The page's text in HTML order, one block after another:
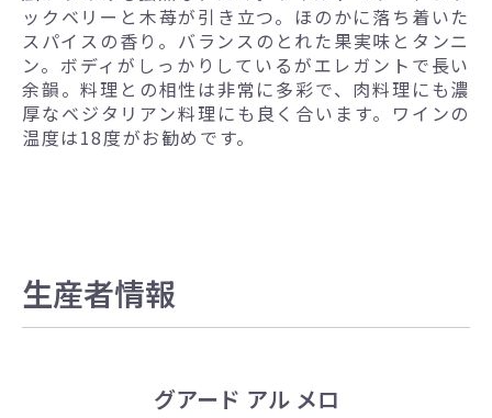
ックベリーと木苺が引き立つ。ほのかに落ち着いた
スパイスの香り。バランスのとれた果実味とタンニ
ン。ボディがしっかりしているがエレガントで長い
余韻。料理との相性は非常に多彩で、肉料理にも濃
厚なベジタリアン料理にも良く合います。ワインの
温度は18度がお勧めです。
生産者情報
グアード アル メロ